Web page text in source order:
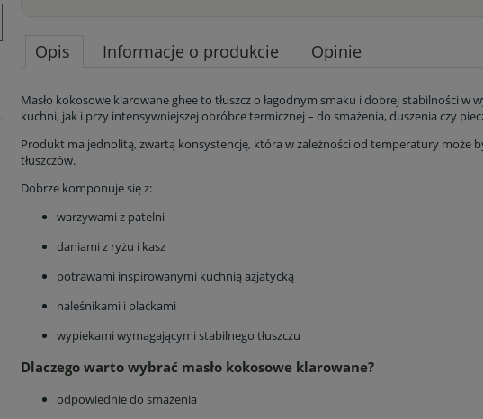
Opis Informacje o produkcie Opinie
Masło kokosowe klarowane ghee to tłuszcz o łagodnym smaku i dobrej stabilności
kuchni, jak i przy intensywniejszej obróbce termicznej – do smażenia, duszenia czy
Produkt ma jednolitą, zwartą konsystencję, która w zależności od temperatury może
tłuszczów.
Dobrze komponuje się z:
warzywami z patelni
daniami z ryżu i kasz
potrawami inspirowanymi kuchnią azjatycką
naleśnikami i plackami
wypiekami wymagającymi stabilnego tłuszczu
Dlaczego warto wybrać masło kokosowe klarowane?
odpowiednie do smażenia